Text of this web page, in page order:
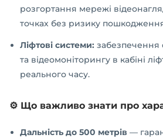
розгортання мережі
точках без ризику
Ліфтові системи: забезпечення
та відеомоніторингу в кабіні
реального часу.
⚙️ Що важливо знати про
Дальність до 500 метрів —